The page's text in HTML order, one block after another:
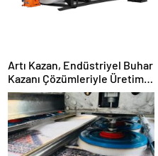
Artı Kazan, Endüstriyel Buhar
Kazanı Çözümleriyle Üretim
Tesislerine Verimli Sistemler
Sunuyor